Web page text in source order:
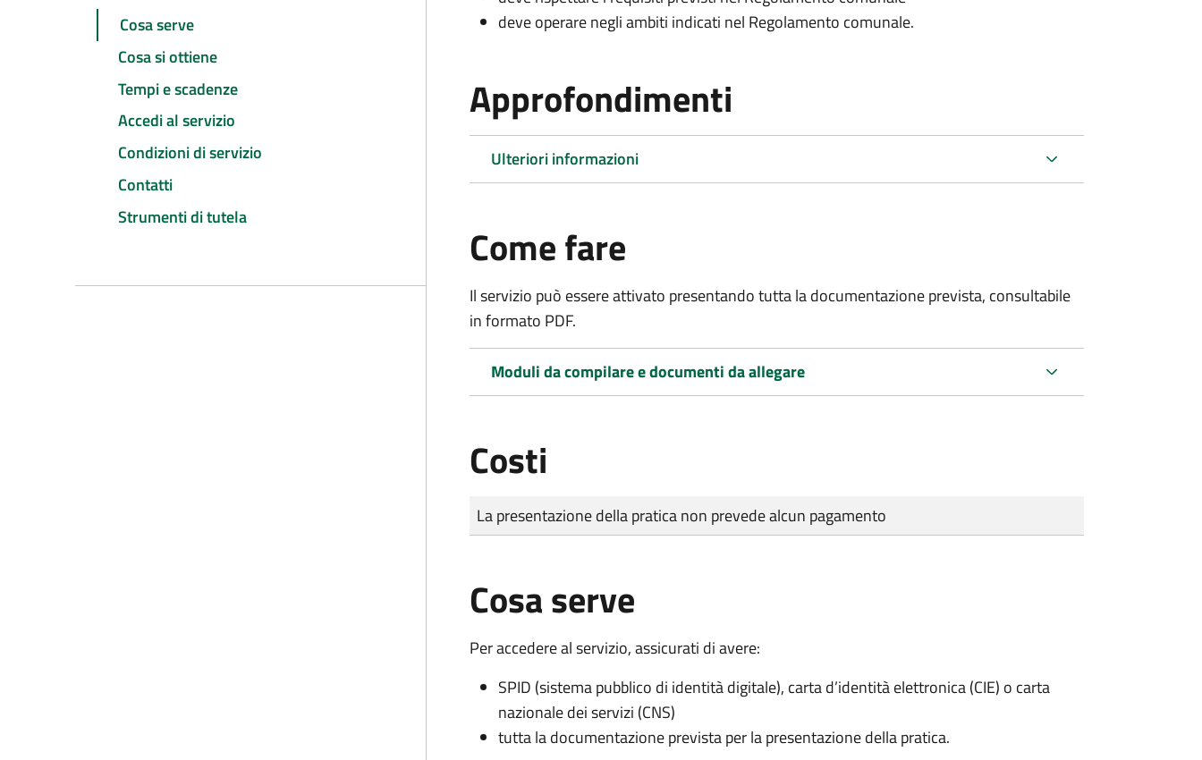
Cosa serve
Cosa si ottiene
Tempi e scadenze
Accedi al servizio
Condizioni di servizio
Contatti
Strumenti di tutela
deve operare negli ambiti indicati nel Regolamento comunale.
Approfondimenti
Ulteriori informazioni
Come fare
Il servizio può essere attivato presentando tutta la documentazione prevista, consultabile
in formato PDF.
Moduli da compilare e documenti da allegare
Costi
Tipo di pagamento
Importo
La presentazione della pratica non prevede alcun pagamento
Cosa serve
Per accedere al servizio, assicurati di avere:
SPID (sistema pubblico di identità digitale), carta d’identità elettronica (CIE) o carta
nazionale dei servizi (CNS)
tutta la documentazione prevista per la presentazione della pratica.